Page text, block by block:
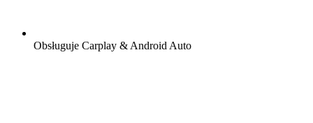
Obsługuje Carplay & Android Auto